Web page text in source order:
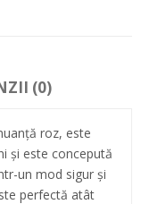
(0)
roz, este
și este concepută
un mod sigur și
perfectă atât